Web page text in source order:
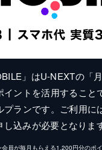
」はU-NEXTの「
イントを活用すること
プランです。ご利用に
込みが必要となります
員が毎月もらえる1,200円分のポ